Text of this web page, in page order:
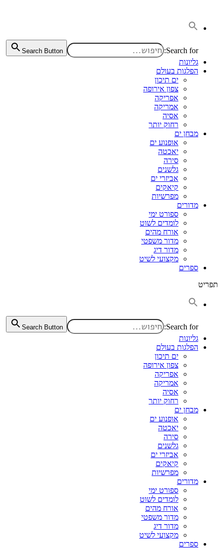
Search for:
Search Button
גליונות
הפלגות בעולם
ים תיכון
צפון אירופה
אפריקה
אמריקה
אסיה
רחוק יותר
מבחן ים
אופנוע ים
יאכטה
סירה
גלשנים
אביזרי ים
קיאקים
מפרשיות
מדורים
ספורט ימי
לומדים לשוט
אורח מהים
מדור משפטי
מדור דיג
מקצועי לשיט
ספרים
תפריט
Search for:
Search Button
גליונות
הפלגות בעולם
ים תיכון
צפון אירופה
אפריקה
אמריקה
אסיה
רחוק יותר
מבחן ים
אופנוע ים
יאכטה
סירה
גלשנים
אביזרי ים
קיאקים
מפרשיות
מדורים
ספורט ימי
לומדים לשוט
אורח מהים
מדור משפטי
מדור דיג
מקצועי לשיט
ספרים